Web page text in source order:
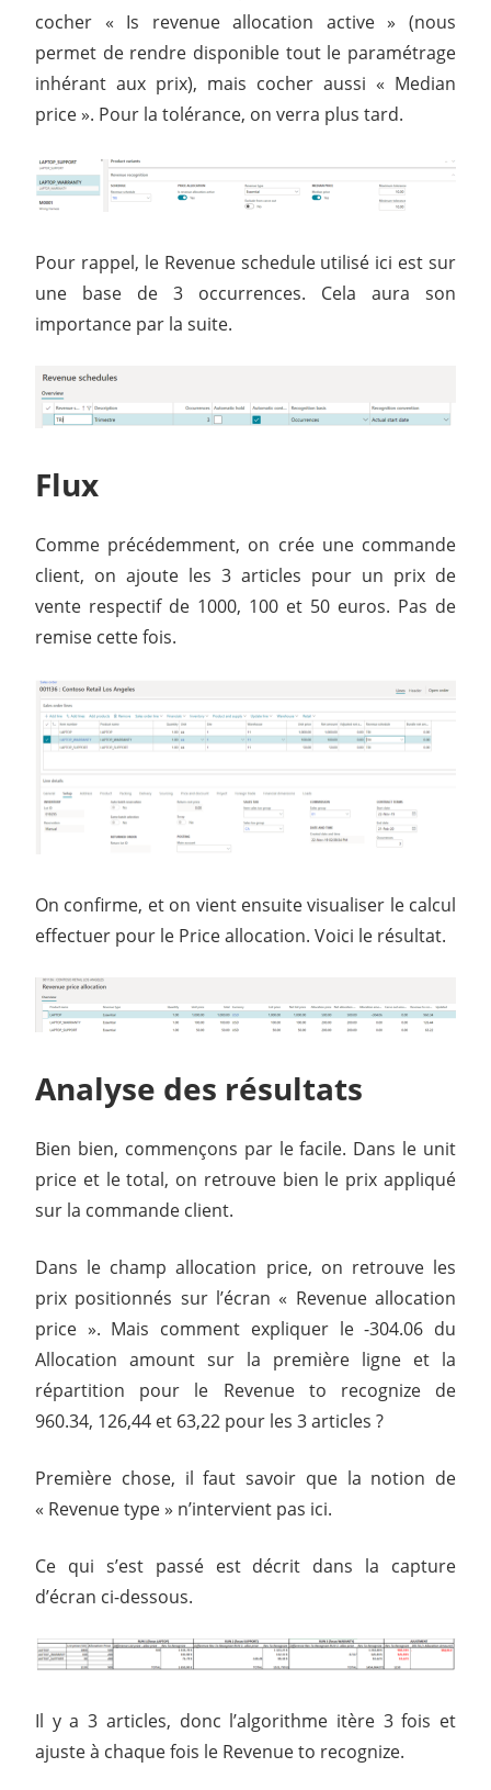
cocher « Is revenue allocation active » (nous
permet de rendre disponible tout le paramétrage
inhérant aux prix), mais cocher aussi « Median
price ». Pour la tolérance, on verra plus tard.
Pour rappel, le Revenue schedule utilisé ici est sur
une base de 3 occurrences. Cela aura son
importance par la suite.
Flux
Comme précédemment, on crée une commande
client, on ajoute les 3 articles pour un prix de
vente respectif de 1000, 100 et 50 euros. Pas de
remise cette fois.
On confirme, et on vient ensuite visualiser le calcul
effectuer pour le Price allocation. Voici le résultat.
Analyse des résultats
Bien bien, commençons par le facile. Dans le unit
price et le total, on retrouve bien le prix appliqué
sur la commande client.
Dans le champ allocation price, on retrouve les
prix positionnés sur l’écran « Revenue allocation
price ». Mais comment expliquer le -304.06 du
Allocation amount sur la première ligne et la
répartition pour le Revenue to recognize de
960.34, 126,44 et 63,22 pour les 3 articles ?
Première chose, il faut savoir que la notion de
« Revenue type » n’intervient pas ici.
Ce qui s’est passé est décrit dans la capture
d’écran ci-dessous.
Il y a 3 articles, donc l’algorithme itère 3 fois et
ajuste à chaque fois le Revenue to recognize.